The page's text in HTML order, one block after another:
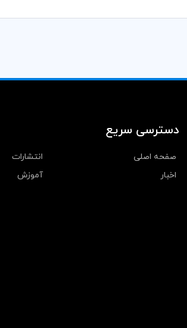
دسترسی سریع
صفحه اصلی
انتشارات
اخبار
آموزش